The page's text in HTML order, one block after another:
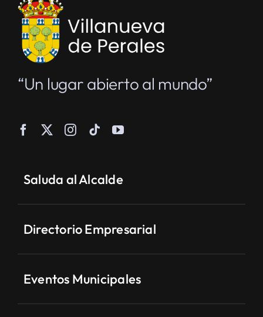
“Un lugar abierto al mundo”
Saluda al Alcalde
Directorio Empresarial
Eventos Municipales